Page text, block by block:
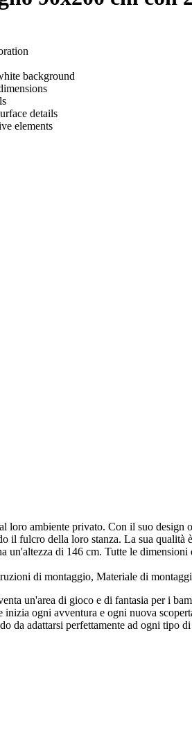
loro ambiente privato. Con il suo
fulcro della loro stanza. La sua qualità
di 146 cm. Tutte le dimensioni
di montaggio, Materiale di
un'area di gioco e di fantasia per i
ogni avventura e ogni nuova
adattarsi perfettamente ad ogni tipo